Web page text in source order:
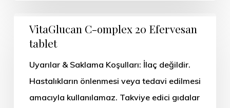
VitaGlucan C-omplex 20 Efervesan
tablet
Uyarılar & Saklama Koşulları: İlaç değildir.
Hastalıkların önlenmesi veya tedavi edilmesi
amacıyla kullanılamaz. Takviye edici gıdalar